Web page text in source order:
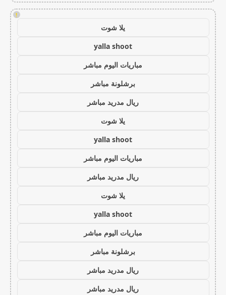
!
يلا شوت
yalla shoot
مباريات اليوم مباشر
برشلونة مباشر
ريال مدريد مباشر
يلا شوت
yalla shoot
مباريات اليوم مباشر
ريال مدريد مباشر
يلا شوت
yalla shoot
مباريات اليوم مباشر
برشلونة مباشر
ريال مدريد مباشر
ريال مدريد مباشر